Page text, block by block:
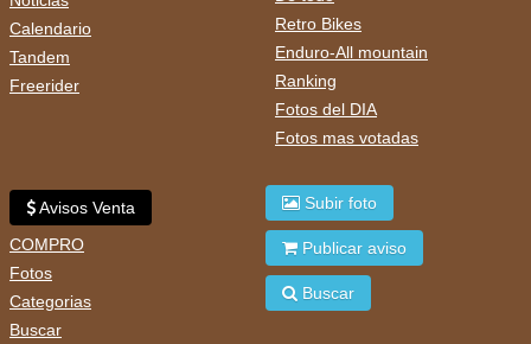
Calendario
Tandem
Freerider
Retro Bikes
Enduro-All mountain
Ranking
Fotos del DIA
Fotos mas votadas
Avisos Venta
COMPRO
Fotos
Categorias
Buscar
Subir foto
Publicar aviso
Buscar